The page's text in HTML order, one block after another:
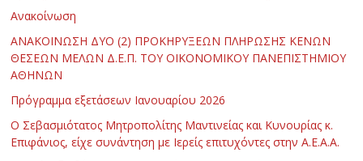
Ανακοίνωση
ΑΝΑΚΟΙΝΩΣΗ ΔΥΟ (2) ΠΡΟΚΗΡΥΞΕΩΝ ΠΛΗΡΩΣΗΣ ΚΕΝΩΝ
ΘΕΣΕΩΝ ΜΕΛΩΝ Δ.Ε.Π. ΤΟΥ ΟΙΚΟΝΟΜΙΚΟΥ ΠΑΝΕΠΙΣΤΗΜΙΟΥ
ΑΘΗΝΩΝ
Πρόγραμμα εξετάσεων Ιανουαρίου 2026
Ο Σεβασμιότατος Μητροπολίτης Μαντινείας και Κυνουρίας κ.
Επιφάνιος, είχε συνάντηση με Ιερείς επιτυχόντες στην Α.Ε.Α.Α.